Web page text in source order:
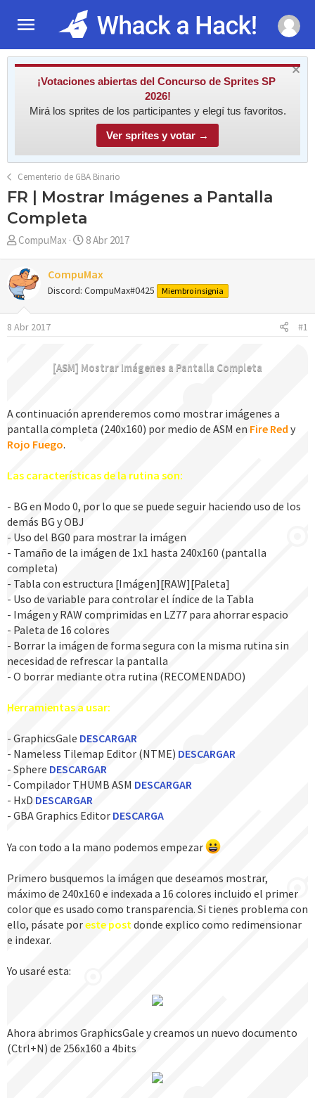
¡Votaciones abiertas del Concurso de Sprites SP
2026!
Mirá los sprites de los participantes y elegí tus favoritos.
Ver sprites y votar →
Cementerio de GBA Binario
FR | Mostrar Imágenes a Pantalla
Completa
A
t
o
r
CompuMax
F
c
a
d
i
o
8 Abr 2017
CompuMax
Discord: CompuMax#0425 Miembro insignia
8 Abr 2017 #1
[ASM] Mostrar Imágenes a Pantalla Completa
A continuación aprenderemos como mostrar imágenes a
pantalla completa (240x160) por medio de ASM en Fire Red y
Rojo Fuego.
Las características de la rutina son:
- BG en Modo 0, por lo que se puede seguir haciendo uso de los
demás BG y OBJ
- Uso del BG0 para mostrar la imágen
- Tamaño de la imágen de 1x1 hasta 240x160 (pantalla
completa)
- Tabla con estructura [Imágen][RAW][Paleta]
- Uso de variable para controlar el índice de la Tabla
- Imágen y RAW comprimidas en LZ77 para ahorrar espacio
- Paleta de 16 colores
- Borrar la imágen de forma segura con la misma rutina sin
necesidad de refrescar la pantalla
- O borrar mediante otra rutina (RECOMENDADO)
Herramientas a usar:
- GraphicsGale DESCARGAR
- Nameless Tilemap Editor (NTME) DESCARGAR
- Sphere DESCARGAR
- Compilador THUMB ASM DESCARGAR
- HxD DESCARGAR
- GBA Graphics Editor DESCARGA
Ya con todo a la mano podemos empezar
Primero busquemos la imágen que deseamos mostrar,
máximo de 240x160 e indexada a 16 colores incluido el primer
color que es usado como transparencia. Si tienes problema con
ello, pásate poreste postdonde explico como redimensionar
e indexar.
Yo usaré esta:
Ahora abrimos GraphicsGale y creamos un nuevo documento
(Ctrl+N) de 256x160 a 4bits